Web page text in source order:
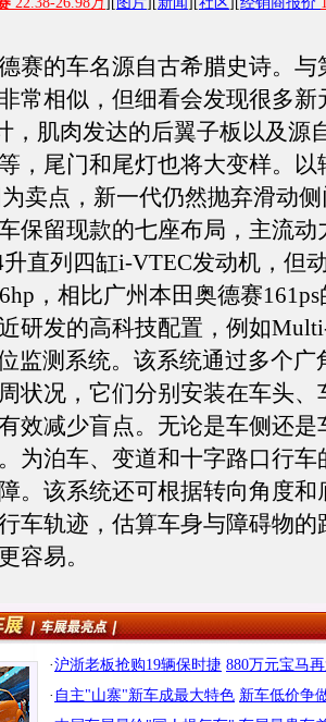
的车名源自古希腊史诗。与
常相似，但细看会发现很多新
，肌肉发达的后翼子板以及源
，尾门和尾灯也将大变样。以
卖点，新一代仍然抛弃滑动
保留现款的七座布局，主流动
直列四缸i-VTEC发动机，但
，相比广州本田奥德赛
研发的高科技配置，例如
监测系统。该系统通过多个广
状况，它们分别安装在车头、
效减少盲点。无论是车侧还是
为泊车、变道和十字路口行车
。该系统还可根据转向角度和
车轨迹，估算车身与障碍物的
容易。
·沪浙老板抢购19辆保时捷 880万元宝马
· 自主"山寨"新车成最大特色 新车低价争